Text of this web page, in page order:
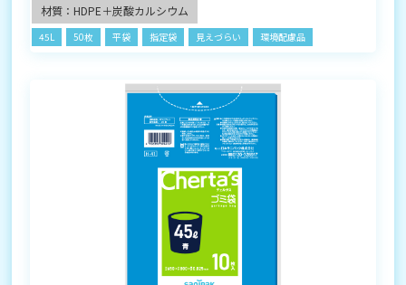
材質：HDPE＋炭酸カルシウム
45L 50枚 平袋 指定袋 見えづらい 環境配慮品